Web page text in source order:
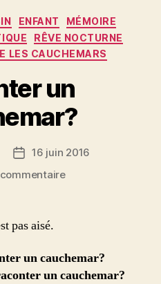
Catégories
ENFANT
MÉMOIRE
RÊVE NOCTURNE
LES CAUCHEMARS
un
Date16 juin 2016
sur
pas aisé.
un cauchemar?
un cauchemar?